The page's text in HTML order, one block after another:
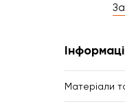
Матеріали